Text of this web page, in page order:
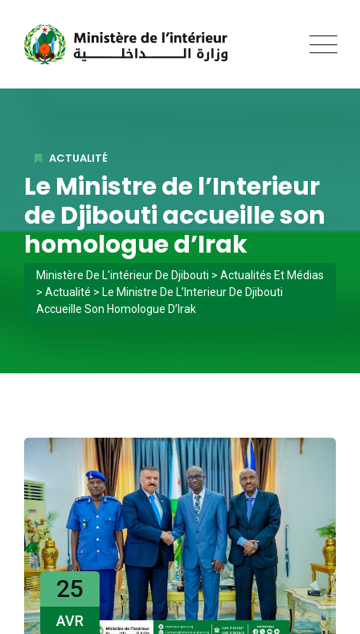
ACTUALITÉ
Le Ministre de l’Interieur
de Djibouti accueille son
homologue d’Irak
Ministère De L'intérieur De Djibouti > Actualités Et Médias
> Actualité > Le Ministre De L’Interieur De Djibouti
Accueille Son Homologue D’Irak
25
AVR